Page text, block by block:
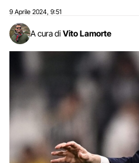
9 Aprile 2024 9:51
A cura di Vito Lamorte